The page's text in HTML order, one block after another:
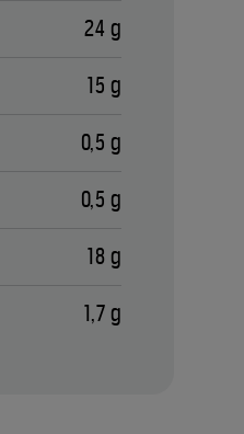
24 g
15 g
0,5 g
0,5 g
18 g
1,7 g